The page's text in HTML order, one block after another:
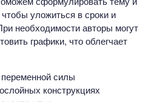
уложиться в сроки и
необходимости авторы могут
графики, что облегчает
силы
конструкциях